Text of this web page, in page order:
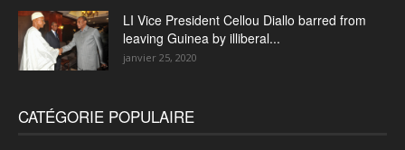
LI Vice President Cellou Diallo barred from
leaving Guinea by illiberal...
janvier 25, 2020
CATÉGORIE POPULAIRE